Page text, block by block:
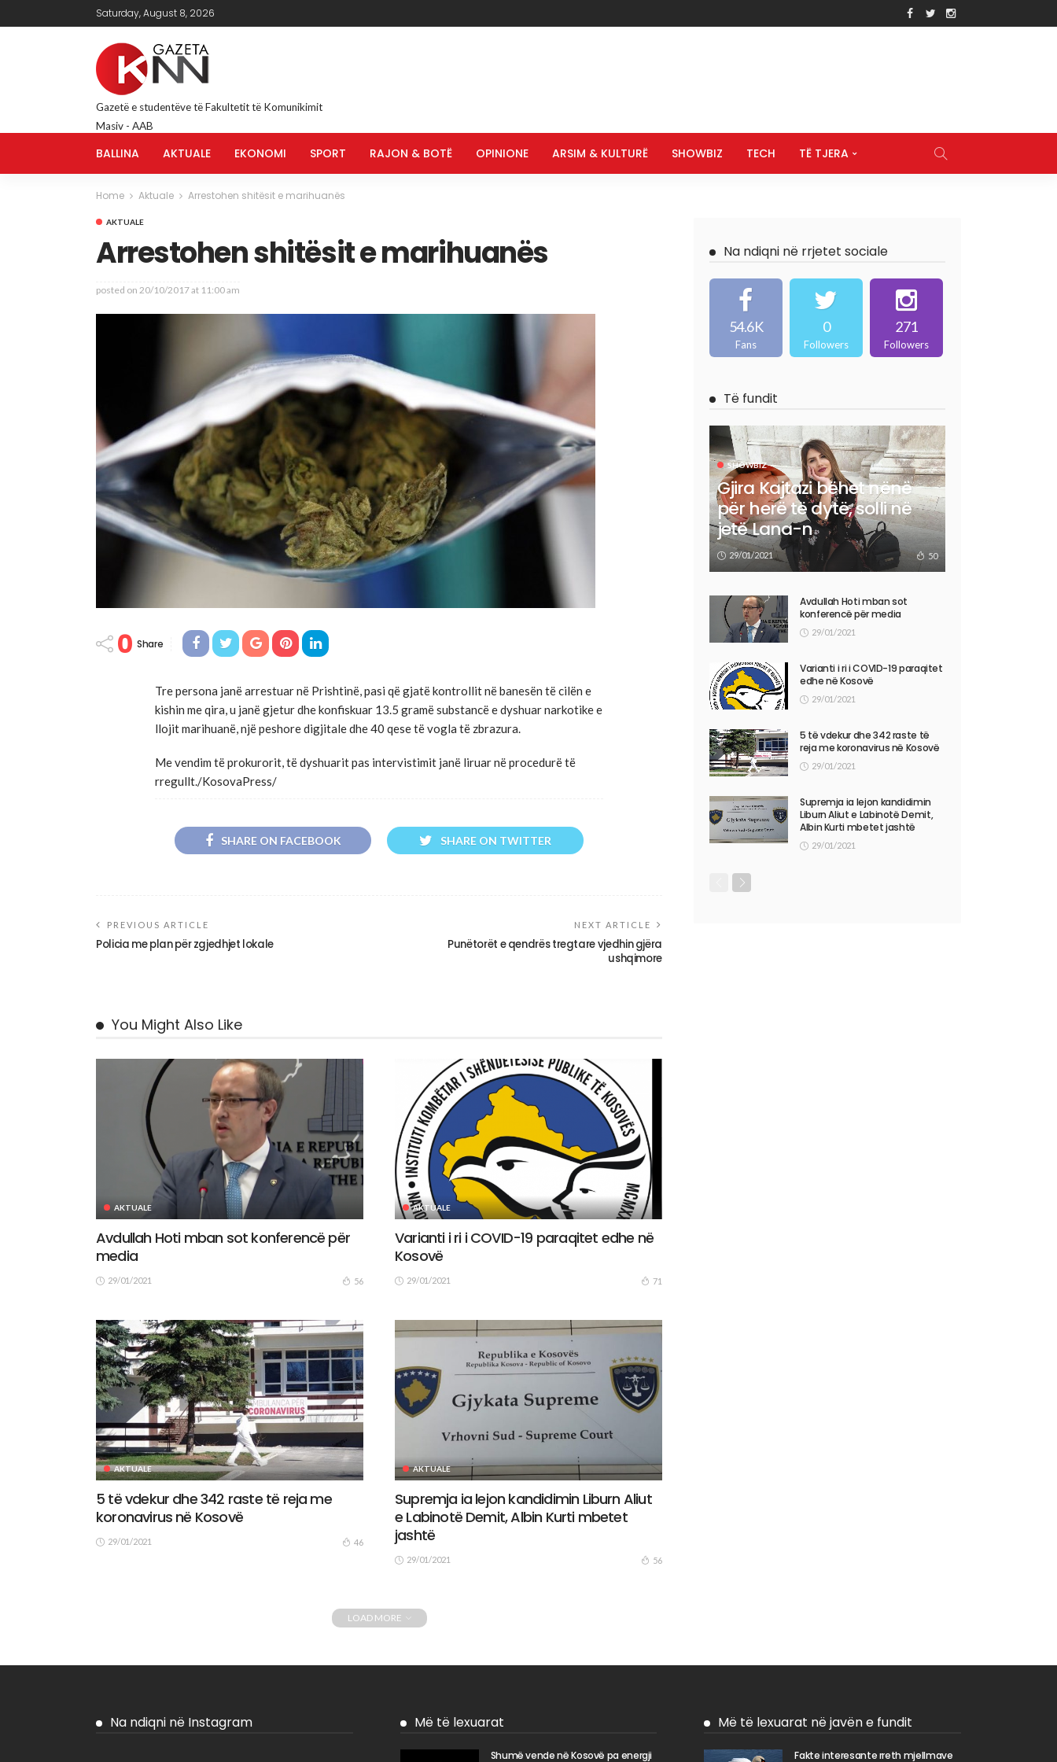
Saturday, August 8, 2026
Gazetë e studentëve të Fakultetit të Komunikimit
Masiv - AAB
BALLINA AKTUALE EKONOMI SPORT RAJON & BOTË OPINIONE ARSIM & KULTURË SHOWBIZ TECH TË TJERA
Home Aktuale Arrestohen shitësit e marihuanës
AKTUALE
Arrestohen shitësit e marihuanës
posted on 20/10/2017 at 11:00 am
0 Share
Tre persona janë arrestuar në Prishtinë, pasi që gjatë kontrollit në banesën të cilën e
kishin me qira, u janë gjetur dhe konfiskuar 13.5 gramë substancë e dyshuar narkotike e
llojit marihuanë, një peshore digjitale dhe 40 qese të vogla të zbrazura.
Me vendim të prokurorit, të dyshuarit pas intervistimit janë liruar në procedurë të
rregullt./KosovaPress/
SHARE ON FACEBOOK SHARE ON TWITTER
PREVIOUS ARTICLE
Policia me plan për zgjedhjet lokale
NEXT ARTICLE
Punëtorët e qendrës tregtare vjedhin gjëra
ushqimore
You Might Also Like
AKTUALE
Avdullah Hoti mban sot konferencë për
media
29/01/2021 56
AKTUALE
Varianti i ri i COVID-19 paraqitet edhe në
Kosovë
29/01/2021 71
AKTUALE
5 të vdekur dhe 342 raste të reja me
koronavirus në Kosovë
29/01/2021 46
AKTUALE
Supremja ia lejon kandidimin Liburn Aliut
e Labinotë Demit, Albin Kurti mbetet
jashtë
29/01/2021 56
LOAD MORE
Na ndiqni në rrjetet sociale
54.6K
Fans
0
Followers
271
Followers
Të fundit
SHOWBIZ
Gjira Kajtazi bëhet nënë
për herë të dytë, solli në
jetë Lana-n
29/01/2021 50
Avdullah Hoti mban sot
konferencë për media
29/01/2021
Varianti i ri i COVID-19 paraqitet
edhe në Kosovë
29/01/2021
5 të vdekur dhe 342 raste të
reja me koronavirus në Kosovë
29/01/2021
Supremja ia lejon kandidimin
Liburn Aliut e Labinotë Demit,
Albin Kurti mbetet jashtë
29/01/2021
Na ndiqni në Instagram Më të lexuarat
Shumë vende në Kosovë pa energji
Më të lexuarat në javën e fundit
Fakte interesante rreth mjellmave